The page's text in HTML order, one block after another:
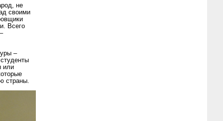
не
своими
Всего
–
или
страны.